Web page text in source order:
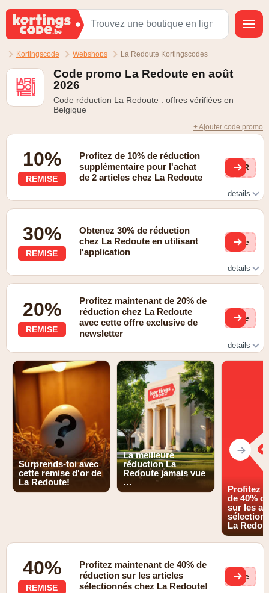
Kortingscode Webshops La Redoute Kortingscodes
Code promo La Redoute en août
2026
Code réduction La Redoute : offres vérifiées en
Belgique
+ Ajouter code promo
10%
REMISE
Profitez de 10% de réduction
supplémentaire pour l'achat
de 2 articles chez La Redoute
XTR
details
30%
REMISE
Obtenez 30% de réduction
chez La Redoute en utilisant
l'application
(ge
details
20%
REMISE
Profitez maintenant de 20% de
réduction chez La Redoute
avec cette offre exclusive de
newsletter
(ge
details
20% de réduction en vous inscrivant à la newsletter
Surprends-toi avec
cette remise d'or de
La Redoute!
La meilleure
réduction La
Redoute jamais vue
…
Profitez
de 40%
sur les
La
40%
REMISE
Profitez maintenant de 40% de
réduction sur les articles
sélectionnés chez La Redoute!
(ge